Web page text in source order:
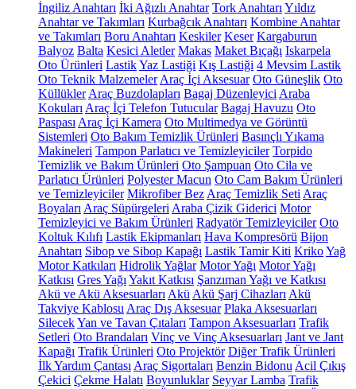
İngiliz Anahtarı İki Ağızlı Anahtar Tork Anahtarı Yıldız
Anahtar ve Takımları Kurbağcık Anahtarı Kombine Anahtar
ve Takımları Boru Anahtarı Keskiler Keser Kargaburun
Balyoz Balta Kesici Aletler Makas Maket Bıçağı Iskarpela
Oto Ürünleri LastikYaz Lastiği Kış Lastiği 4 Mevsim Lastik
Oto Teknik Malzemeler Araç İçi Aksesuar Oto Güneşlik Oto
Küllükler Araç Buzdolapları Bagaj Düzenleyici Araba
Kokuları Araç İçi Telefon Tutucular Bagaj Havuzu Oto
Paspası Araç İçi Kamera Oto Multimedya ve Görüntü
Sistemleri Oto Bakım Temizlik Ürünleri Basınçlı Yıkama
Makineleri Tampon Parlatıcı ve Temizleyiciler Torpido
Temizlik ve Bakım Ürünleri Oto Şampuan Oto Cila ve
Parlatıcı Ürünleri Polyester Macun Oto Cam Bakım Ürünleri
ve Temizleyiciler Mikrofiber Bez Araç Temizlik Seti Araç
Boyaları Araç Süpürgeleri Araba Çizik Giderici Motor
Temizleyici ve Bakım Ürünleri Radyatör Temizleyiciler Oto
Koltuk Kılıfı Lastik Ekipmanları Hava Kompresörü Bijon
Anahtarı Sibop ve Sibop Kapağı Lastik Tamir Kiti KrikoYağ
Motor Katkıları Hidrolik Yağlar Motor Yağı Motor Yağı
Katkısı Gres Yağı Yakıt Katkısı Şanzıman Yağı ve Katkısı
Akü ve Akü Aksesuarları Akü Akü Şarj Cihazları Akü
Takviye Kablosu Araç Dış Aksesuar Plaka Aksesuarları
SilecekYan ve Tavan Çıtaları Tampon Aksesuarları Trafik
Setleri Oto Brandaları Vinç ve Vinç Aksesuarları Jant ve Jant
Kapağı Trafik Ürünleri Oto Projektör Diğer Trafik Ürünleri
İlk Yardım Çantası Araç Sigortaları Benzin Bidonu Acil Çıkış
Çekici Çekme Halatı Boyunluklar Seyyar Lamba Trafik